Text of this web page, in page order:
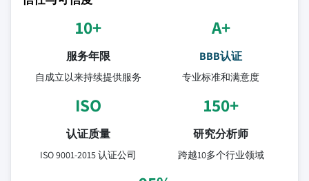
10+
服务年限
自成立以来持续提供服务
A+
BBB认证
专业标准和满意度
ISO
认证质量
ISO 9001-2015 认证公司
150+
研究分析师
跨越10多个行业领域